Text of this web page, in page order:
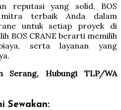
reputasi yang solid, BOS
terbaik Anda dalam
untuk setiap proyek di
BOS CRANE berarti memilih
serta layanan yang
Serang, Hubungi TLP/WA
Sewakan: